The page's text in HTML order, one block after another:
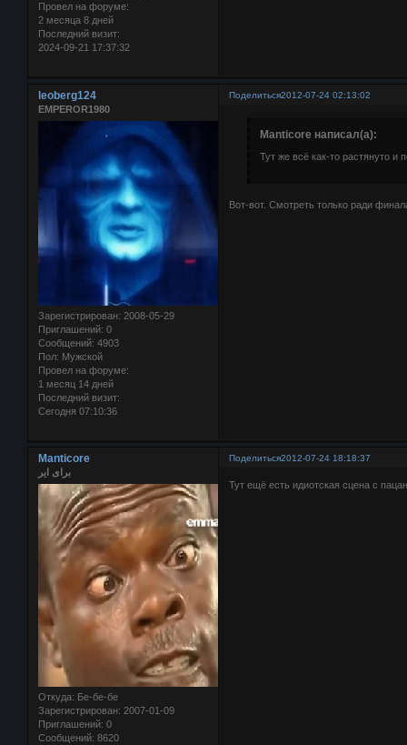
Провел на форуме:
2 месяца 8 дней
Последний визит:
2024-09-21 17:37:32
Поделиться2012-07-24 02:13:02
leoberg124
EMPEROR1980
Зарегистрирован: 2008-05-29
Приглашений: 0
Сообщений: 4903
Пол: Мужской
Провел на форуме:
1 месяц 14 дней
Последний визит:
Сегодня 07:10:36
Manticore написал(а):
Тут же всё как-то растянуто и
Вот-вот. Смотреть только ради
Поделиться2012-07-24 18:18:37
Manticore
برای ایر
Откуда: Бе-бе-бе
Зарегистрирован: 2007-01-09
Приглашений: 0
Сообщений: 8620
Тут ещё есть идиотская сцена с